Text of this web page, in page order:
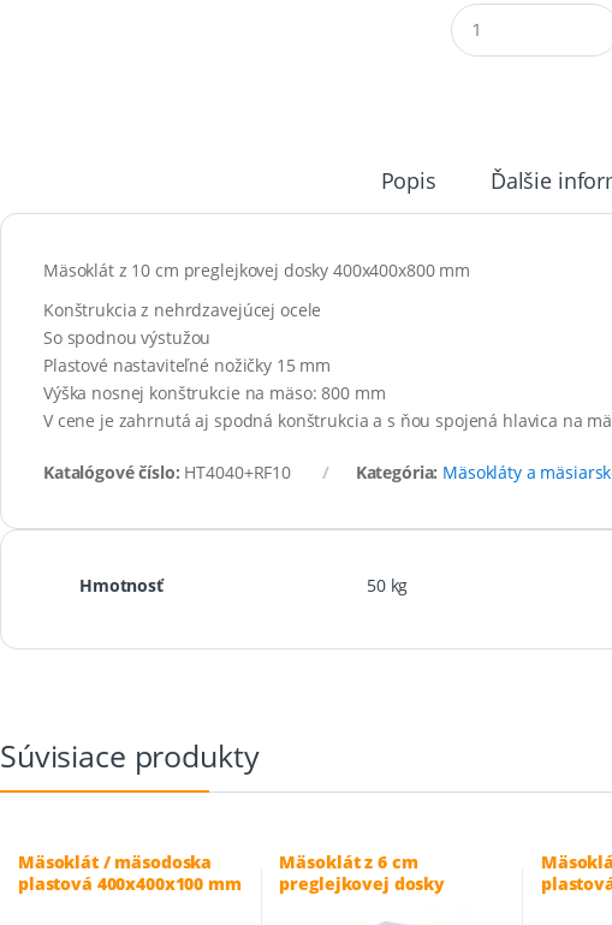
Q
u
Popis Ďalšie
Mäsoklát z 10 cm preglejkovej dosky 400x400x800 mm
Konštrukcia z nehrdzavejúcej ocele
So spodnou výstužou
Plastové nastaviteľné nožičky 15 mm
Výška nosnej konštrukcie na mäso: 800 mm
V cene je zahrnutá aj spodná konštrukcia a s ňou spojená hlavica na
Katalógové číslo: HT4040+RF10 Kategória: Mäsokláty a
Hmotnosť 50 kg
Súvisiace produkty
Mäsoklát / mäsodoska
plastová 400x400x100 mm
Mäsoklát z 6 cm
preglejkovej dosky